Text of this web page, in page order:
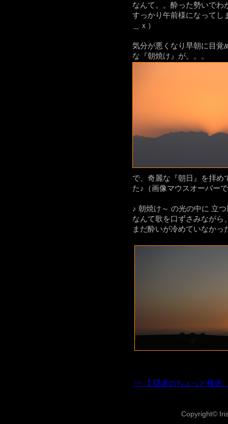
なんて。。酔った勢いでわ
すっかり午前様になってし
＿ｘ）
気分が悪くなり早朝に目覚
な『朝焼け』が。。。
で、奇麗な『朝日』を拝め
た♪
（画像マウスオーバー
♪ 朝焼け～ の光の中に 立
なんて歌を口ずさみながら
まだ酔いが冷めていなか
>> 【 隠者のちょっと横道
Copyright©